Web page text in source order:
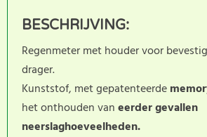
BESCHRIJVING:
Regenmeter met houder voor
drager.
Kunststof, met gepatenteerde
het onthouden vaneerder gevallen
neerslaghoeveelheden.